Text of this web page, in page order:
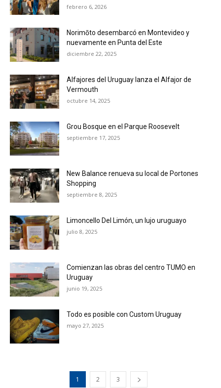
febrero 6, 2026
Norimōto desembarcó en Montevideo y
nuevamente en Punta del Este
diciembre 22, 2025
Alfajores del Uruguay lanza el Alfajor de
Vermouth
octubre 14, 2025
Grou Bosque en el Parque Roosevelt
septiembre 17, 2025
New Balance renueva su local de Portones
Shopping
septiembre 8, 2025
Limoncello Del Limón, un lujo uruguayo
julio 8, 2025
Comienzan las obras del centro TUMO en
Uruguay
junio 19, 2025
Todo es posible con Custom Uruguay
mayo 27, 2025
1 2 3